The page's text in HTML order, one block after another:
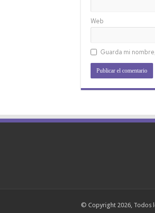
Web
Guarda mi
© Copyright 2026, Todos